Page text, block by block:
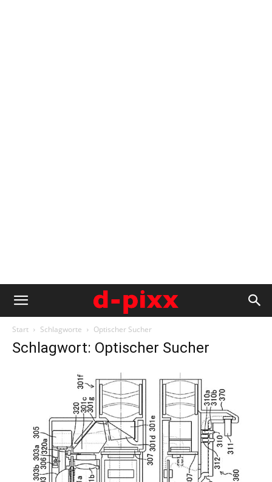
Start Schlagworte Optischer Sucher
Schlagwort: Optischer Sucher